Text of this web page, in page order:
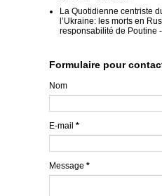
La Quotidienne centriste
l’Ukraine: les morts en
responsabilité de Poutine
Formulaire pour
Nom
E-mail *
Message *